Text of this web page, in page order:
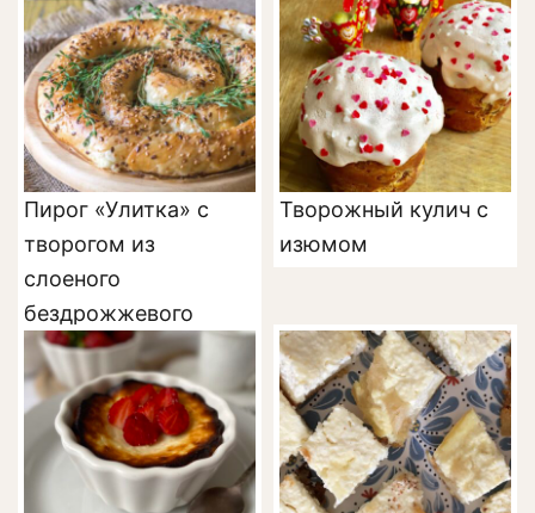
Пирог «Улитка» с
творогом из
слоеного
бездрожжевого
теста
Творожный кулич с
изюмом